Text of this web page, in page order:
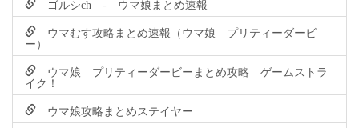
ゴルシch - ウマ娘まとめ速報
ウマむす攻略まとめ速報（ウマ娘 プリティーダービ
ー）
ウマ娘 プリティーダービーまとめ攻略 ゲームストラ
イク！
ウマ娘攻略まとめステイヤー